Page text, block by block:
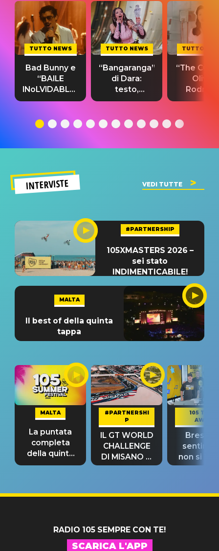
TUTTO NEWS
Bad Bunny e
“BAILE
INoLVIDABLE”:
testo,
significato
TUTTO NEWS
“Bangaranga”
di Dara:
testo,
traduzione e
del singolo
TUTTO
“The
Olivia
testo,
INTERVISTE VEDI TUTTE
#PARTNERSHIP
105XMASTERS 2026 –
sei stato
INDIMENTICABILE!
MALTA
Il best of della quinta
tappa
MALTA
La puntata
completa
della quinta
tappa
#PARTNERSHI
P
IL GT WORLD
CHALLENGE
DI MISANO si
riconferma
105 TAKE
AWAY
Bresh:
non si
fino alla
RADIO 105 SEMPRE CON TE!
SCARICA L'APP